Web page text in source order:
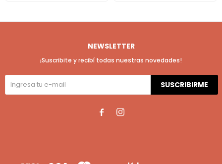
NEWSLETTER
¡Suscribite y recibí todas nuestras novedades!
SUSCRIBIRME
 